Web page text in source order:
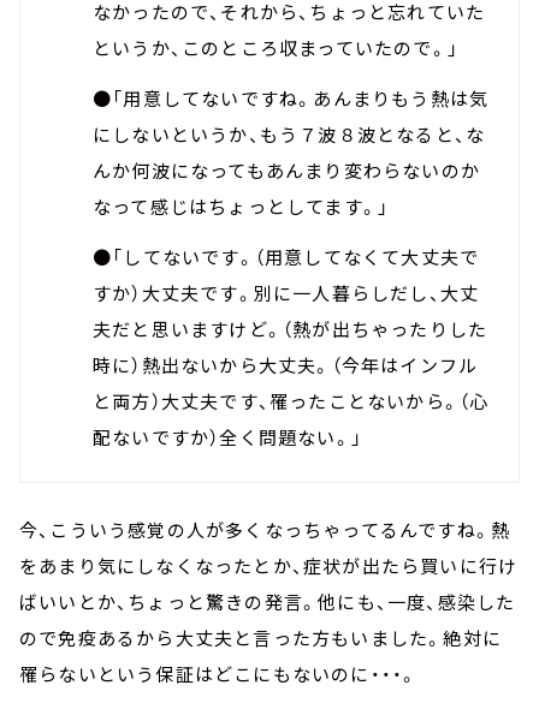
なかったので、それから、ちょっと忘れていた
というか、このところ収まっていたので。」
●「用意してないですね。あんまりもう熱は気
にしないというか、もう７波８波となると、な
んか何波になってもあんまり変わらないのか
なって感じはちょっとしてます。」
●「してないです。（用意してなくて大丈夫で
すか）大丈夫です。別に一人暮らしだし、大丈
夫だと思いますけど。（熱が出ちゃったりした
時に）熱出ないから大丈夫。（今年はインフル
と両方）大丈夫です、罹ったことないから。（心
配ないですか）全く問題ない。」
今、こういう感覚の人が多くなっちゃってるんですね。熱
をあまり気にしなくなったとか、症状が出たら買いに行け
ばいいとか、ちょっと驚きの発言。他にも、一度、感染した
ので免疫あるから大丈夫と言った方もいました。絶対に
罹らないという保証はどこにもないのに・・・。